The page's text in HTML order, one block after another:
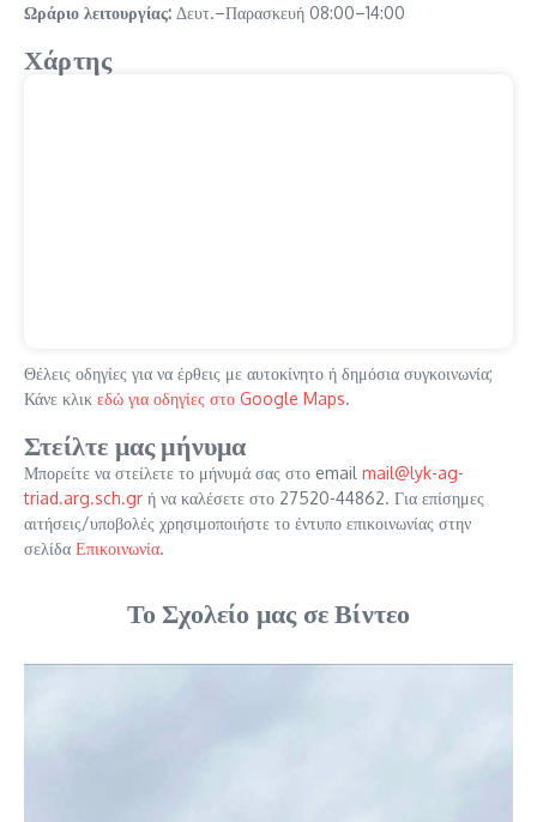
Ωράριο λειτουργίας: Δευτ.–Παρασκευή 08:00–14:00
Χάρτης
Θέλεις οδηγίες για να έρθεις με αυτοκίνητο ή δημόσια συγκοινωνία;
Κάνε κλικ εδώ για οδηγίες στο Google Maps.
Στείλτε μας μήνυμα
Μπορείτε να στείλετε το μήνυμά σας στο email mail@lyk-ag-
triad.arg.sch.gr ή να καλέσετε στο 27520-44862. Για επίσημες
αιτήσεις/υποβολές χρησιμοποιήστε το έντυπο επικοινωνίας στην
σελίδα Επικοινωνία.
Το Σχολείο μας σε Βίντεο